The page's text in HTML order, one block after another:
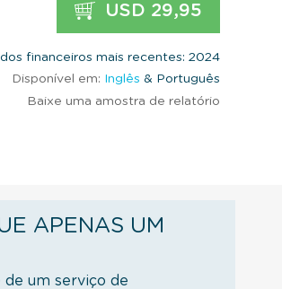
USD 29,95
financeiros mais recentes: 2024
Disponível em: Inglês & Português
Baixe uma amostra de relatório
APENAS UM
um serviço de